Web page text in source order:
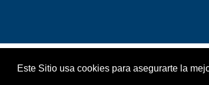
Este Sitio usa cookies para asegurarte la